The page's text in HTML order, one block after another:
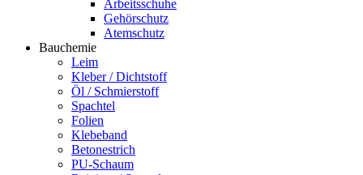
Arbeitsschuhe
Gehörschutz
Atemschutz
Bauchemie
Leim
Kleber / Dichtstoff
Öl / Schmierstoff
Spachtel
Folien
Klebeband
Betonestrich
PU-Schaum